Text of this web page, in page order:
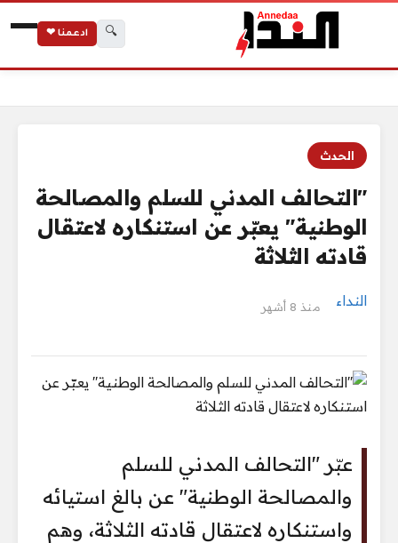
🔍 ادعمنا ❤
الحدث
"التحالف المدني للسلم والمصالحة
الوطنية" يعبّر عن استنكاره لاعتقال
قادته الثلاثة
النداء منذ 8 أشهر
عبّر "التحالف المدني للسلم
والمصالحة الوطنية" عن بالغ استيائه
واستنكاره لاعتقال قادته الثلاثة، وهم